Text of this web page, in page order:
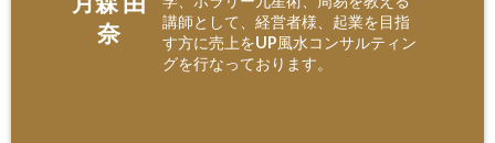
奈
講師として、経営者様、起業を目指
す方に売上をUP風水コンサルティン
グを行なっております。